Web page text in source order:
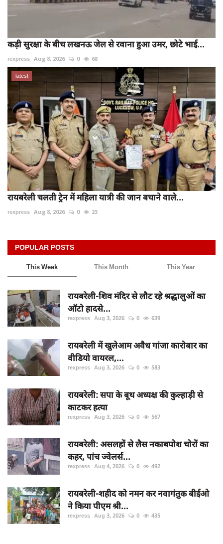
कड़ी सुरक्षा के बीच लखनऊ जेल से रवाना हुआ उमर, छोटे भाई...
rexpress Aug 8, 2026 0 68
latest
रायबरेली चलती ट्रेन में महिला यात्री की जान बचाने वाले...
rexpress Aug 8, 2026 0 23
POPULAR POSTS
This Week This Month This Year
रायबरेली-शिव मंदिर से लौट रहे श्रद्धालुओं का
ऑटो हादसे...
rexpress Aug 3, 2026 0 639
रायबरेली में खुलेआम अवैध गांजा कारोबार का
वीडियो वायरल,...
rexpress Aug 3, 2026 0 583
रायबरेली: सपा के बूथ अध्यक्ष की कुल्हाड़ी से
काटकर हत्या
rexpress Aug 3, 2026 0 567
रायबरेली: असलहों से लैस नकाबपोश चोरों का
कहर, पांच ज्वेलर्स...
rexpress Aug 4, 2026 0 492
रायबरेली-शहीद को नमन कर नवागंतुक बीईओ
ने किया पीएम श्री...
rexpress Aug 3, 2026 0 435